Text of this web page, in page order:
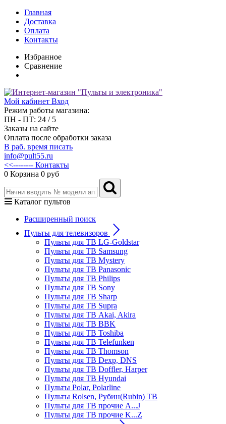
Главная
Доставка
Оплата
Контакты
Избранное
Сравнение
Мой кабинет Вход
Режим работы магазина:
ПН - ПТ: 24 / 5
Заказы на сайте
Оплата после обработки заказа
В раб. время писать
info@pult55.ru
<<-------- Контакты
0 Корзина 0 руб
Каталог пультов
Расширенный поиск
Пульты для телевизоров
Пульты для ТВ LG-Goldstar
Пульты для ТВ Samsung
Пульты для ТВ Mystery
Пульты для ТВ Panasonic
Пульты для ТВ Philips
Пульты для ТВ Sony
Пульты для ТВ Sharp
Пульты для ТВ Supra
Пульты для ТВ Akai, Akira
Пульты для ТВ BBK
Пульты для ТВ Toshiba
Пульты для ТВ Telefunken
Пульты для ТВ Thomson
Пульты для ТВ Dexp, DNS
Пульты для ТВ Doffler, Harper
Пульты для ТВ Hyundai
Пульты Polar, Polarline
Пульты Rolsen, Рубин(Rubin) ТВ
Пульты для ТВ прочие A...J
Пульты для ТВ прочие K...Z